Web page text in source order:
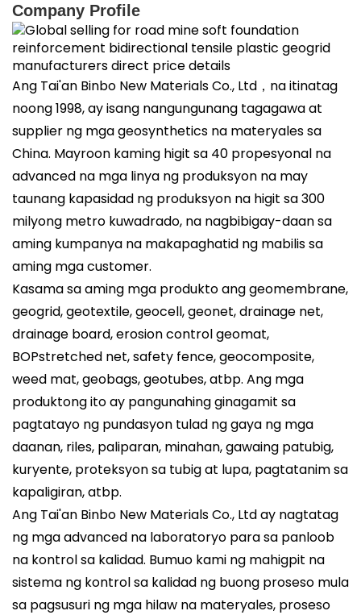
Company Profile
Ang Tai'an Binbo New Materials Co., Ltd，na itinatag
noong 1998, ay isang nangungunang tagagawa at
supplier ng mga geosynthetics na materyales sa
China. Mayroon kaming higit sa 40 propesyonal na
advanced na mga linya ng produksyon na may
taunang kapasidad ng produksyon na higit sa 300
milyong metro kuwadrado, na nagbibigay-daan sa
aming kumpanya na makapaghatid ng mabilis sa
aming mga customer.
Kasama sa aming mga produkto ang geomembrane,
geogrid, geotextile, geocell, geonet, drainage net,
drainage board, erosion control geomat,
BOPstretched net, safety fence, geocomposite,
weed mat, geobags, geotubes, atbp. Ang mga
produktong ito ay pangunahing ginagamit sa
pagtatayo ng pundasyon tulad ng gaya ng mga
daanan, riles, paliparan, minahan, gawaing patubig,
kuryente, proteksyon sa tubig at lupa, pagtatanim sa
kapaligiran, atbp.
Ang Tai'an Binbo New Materials Co., Ltd ay nagtatag
ng mga advanced na laboratoryo para sa panloob
na kontrol sa kalidad. Bumuo kami ng mahigpit na
sistema ng kontrol sa kalidad ng buong proseso mula
sa pagsusuri ng mga hilaw na materyales, proseso